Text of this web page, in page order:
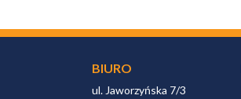
BIURO
ul. Jaworzyńska 7/3